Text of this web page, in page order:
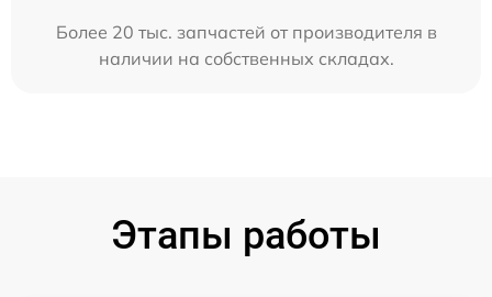
Более 20 тыс. запчастей от производителя в
наличии на собственных складах.
Этапы работы